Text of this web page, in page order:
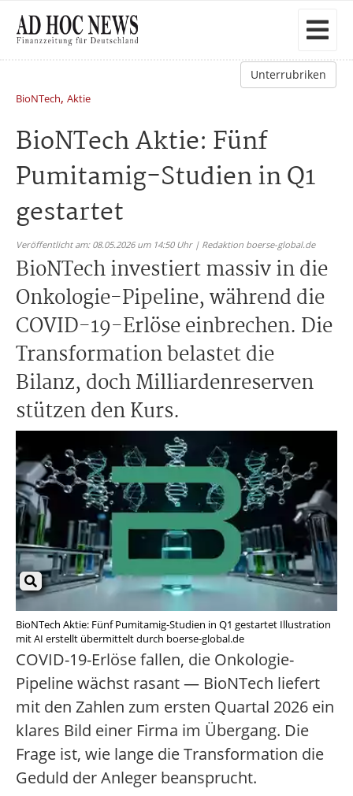
Unterrubriken
BioNTech, Aktie
BioNTech Aktie: Fünf
Pumitamig-Studien in Q1
gestartet
Veröffentlicht am: 08.05.2026 um 14:50 Uhr | Redaktion boerse-global.de
BioNTech investiert massiv in die
Onkologie-Pipeline, während die
COVID-19-Erlöse einbrechen. Die
Transformation belastet die
Bilanz, doch Milliardenreserven
stützen den Kurs.
BioNTech Aktie: Fünf Pumitamig-Studien in Q1 gestartet Illustration
mit AI erstellt übermittelt durch boerse-global.de
COVID-19-Erlöse fallen, die Onkologie-
Pipeline wächst rasant — BioNTech liefert
mit den Zahlen zum ersten Quartal 2026 ein
klares Bild einer Firma im Übergang. Die
Frage ist, wie lange die Transformation die
Geduld der Anleger beansprucht.